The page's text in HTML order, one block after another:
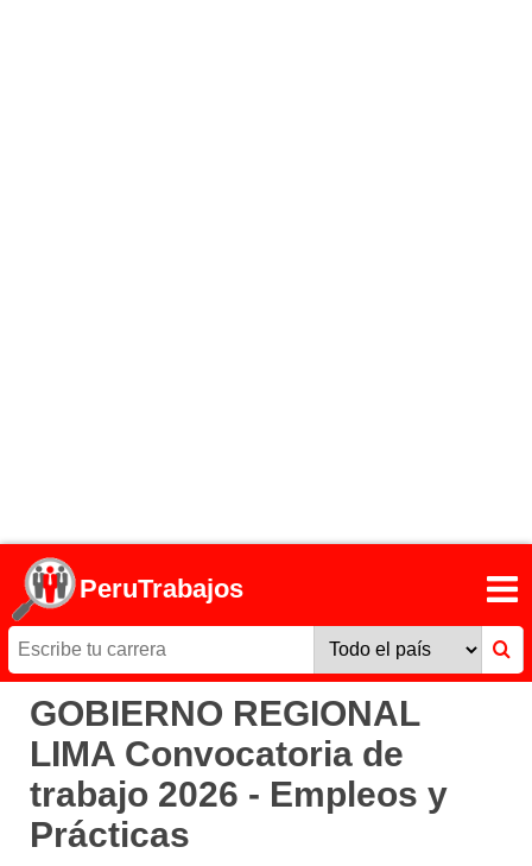
PeruTrabajos
GOBIERNO REGIONAL
LIMA Convocatoria de
trabajo 2026 - Empleos y
Prácticas